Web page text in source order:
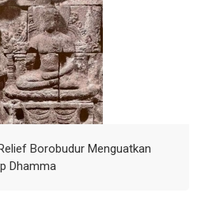
Borobudur Menguatkan
Dhamma